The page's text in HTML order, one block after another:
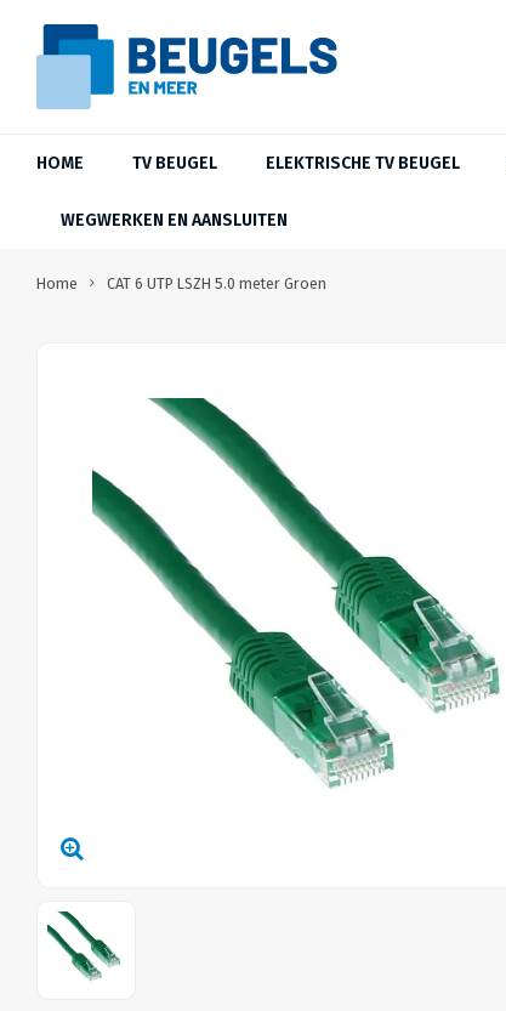
HOME TV BEUGEL ELEKTRISCHE TV BEUGEL
WEGWERKEN EN AANSLUITEN
Home CAT 6 UTP LSZH 5.0 meter Groen